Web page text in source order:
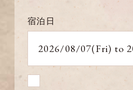
宿泊日